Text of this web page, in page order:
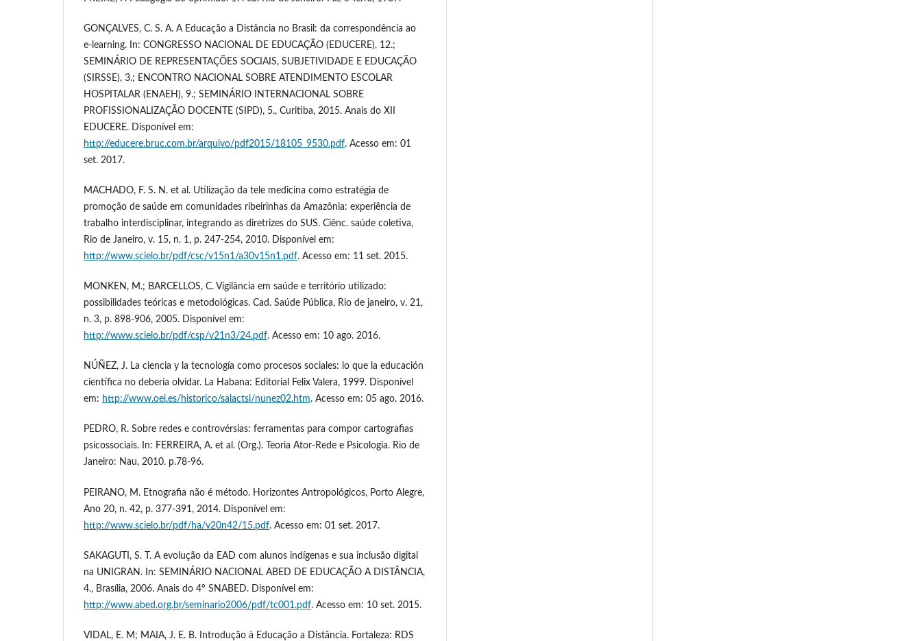
GONÇALVES, C. S. A. A Educação a Distância no Brasil: da correspondência ao
e-learning. In: CONGRESSO NACIONAL DE EDUCAÇÃO (EDUCERE), 12.;
SEMINÁRIO DE REPRESENTAÇÕES SOCIAIS, SUBJETIVIDADE E EDUCAÇÃO
(SIRSSE), 3.; ENCONTRO NACIONAL SOBRE ATENDIMENTO ESCOLAR
HOSPITALAR (ENAEH), 9.; SEMINÁRIO INTERNACIONAL SOBRE
PROFISSIONALIZAÇÃO DOCENTE (SIPD), 5., Curitiba, 2015. Anais do XII
EDUCERE. Disponível em:
http://educere.bruc.com.br/arquivo/pdf2015/18105_9530.pdf. Acesso em: 01
set. 2017.
MACHADO, F. S. N. et al. Utilização da tele medicina como estratégia de
promoção de saúde em comunidades ribeirinhas da Amazônia: experiência de
trabalho interdisciplinar, integrando as diretrizes do SUS. Ciênc. saúde coletiva,
Rio de Janeiro, v. 15, n. 1, p. 247-254, 2010. Disponível em:
http://www.scielo.br/pdf/csc/v15n1/a30v15n1.pdf. Acesso em: 11 set. 2015.
MONKEN, M.; BARCELLOS, C. Vigilância em saúde e território utilizado:
possibilidades teóricas e metodológicas. Cad. Saúde Pública, Rio de janeiro, v. 21,
n. 3, p. 898-906, 2005. Disponível em:
http://www.scielo.br/pdf/csp/v21n3/24.pdf. Acesso em: 10 ago. 2016.
NÚÑEZ, J. La ciencia y la tecnología como procesos sociales: lo que la educación
científica no debería olvidar. La Habana: Editorial Felix Valera, 1999. Disponível
em: http://www.oei.es/historico/salactsi/nunez02.htm. Acesso em: 05 ago. 2016.
PEDRO, R. Sobre redes e controvérsias: ferramentas para compor cartografias
psicossociais. In: FERREIRA, A. et al. (Org.). Teoria Ator-Rede e Psicologia. Rio de
Janeiro: Nau, 2010. p.78-96.
PEIRANO, M. Etnografia não é método. Horizontes Antropológicos, Porto Alegre,
Ano 20, n. 42, p. 377-391, 2014. Disponível em:
http://www.scielo.br/pdf/ha/v20n42/15.pdf. Acesso em: 01 set. 2017.
SAKAGUTI, S. T. A evolução da EAD com alunos indígenas e sua inclusão digital
na UNIGRAN. In: SEMINÁRIO NACIONAL ABED DE EDUCAÇÃO A DISTÂNCIA,
4., Brasília, 2006. Anais do 4º SNABED. Disponível em:
http://www.abed.org.br/seminario2006/pdf/tc001.pdf. Acesso em: 10 set. 2015.
VIDAL, E. M; MAIA, J. E. B. Introdução à Educação a Distância. Fortaleza: RDS